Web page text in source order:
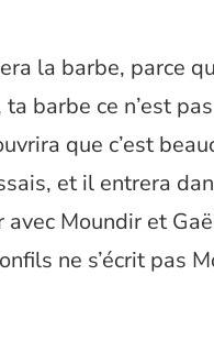
la barbe, parce
barbe ce n’est
que c’est
et il entrera
Moundir et
ne s’écrit pas